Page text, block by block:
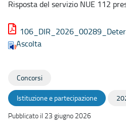
Risposta del servizio NUE 112
Ascolta
Concorsi
Istituzione e partecipazione
Pubblicato il 23 giugno 2026